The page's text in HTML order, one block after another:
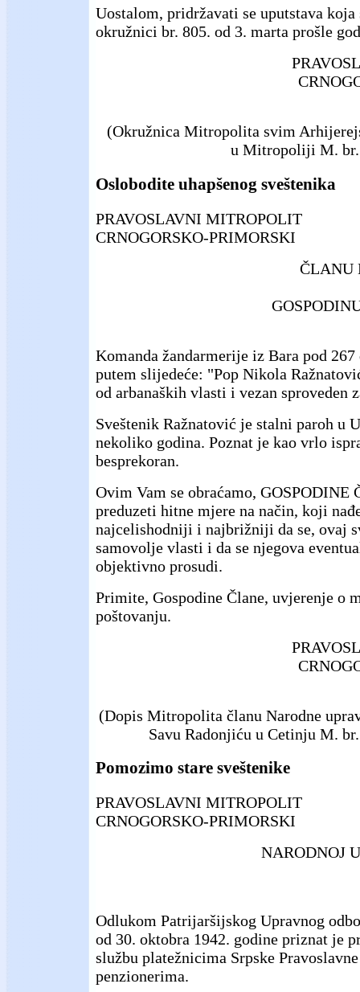
Uostalom, pridržavati se uputstava
okružnici br. 805. od 3. marta prošle
(Okružnica Mitropolita svim
u Mitropoliji M. br.
Oslobodite uhapšenog sveštenika
PRAVOSLAVNI MITROPOLIT
CRNOGORSKO-PRIMORSKI
ČLANU
Komanda žandarmerije iz Bara pod
putem slijedeće: "Pop Nikola
od arbanaških vlasti i vezan sproveden
Sveštenik Ražnatović je stalni paroh u
nekoliko godina. Poznat je kao vrlo
besprekoran.
Ovim Vam se obraćamo,
preduzeti hitne mjere na način, koji
najcelishodniji i najbrižniji da se, ovaj
samovolje vlasti i da se njegova
objektivno prosudi.
Primite, Gospodine Člane, uvjerenje o
poštovanju.
(Dopis Mitropolita članu Narodne
Savu Radonjiću u Cetinju M.
Pomozimo stare sveštenike
PRAVOSLAVNI MITROPOLIT
CRNOGORSKO-PRIMORSKI
NARODNOJ
Odlukom Patrijaršijskog Upravnog
od 30. oktobra 1942. godine priznat je
službu platežnicima Srpske
penzionerima.